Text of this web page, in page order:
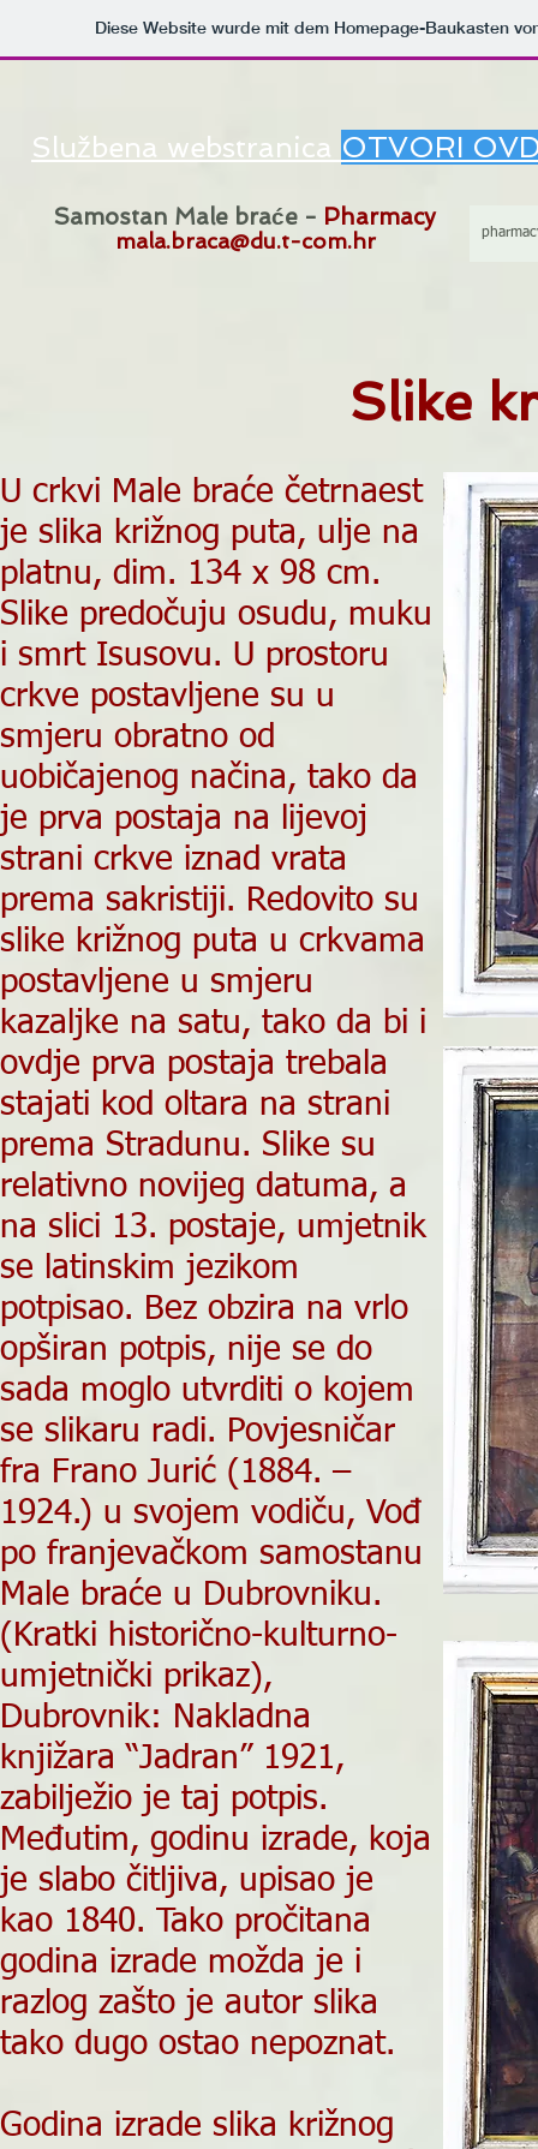
Diese Website wurde mit dem Homepage-Baukasten
Službena webstranica OTVORI
Samostan Male braće - Pharmacy
mala.braca@du.t-com.hr
Slike
U crkvi Male braće četrnaest
je slika križnog puta, ulje na
platnu, dim. 134 x 98 cm.
Slike predočuju osudu, muku
i smrt Isusovu. U prostoru
crkve postavljene su u
smjeru obratno od
uobičajenog načina, tako da
je prva postaja na lijevoj
strani crkve iznad vrata
prema sakristiji. Redovito su
slike križnog puta u crkvama
postavljene u smjeru
kazaljke na satu, tako da bi i
ovdje prva postaja trebala
stajati kod oltara na strani
prema Stradunu. Slike su
relativno novijeg datuma, a
na slici 13. postaje, umjetnik
se latinskim jezikom
potpisao. Bez obzira na vrlo
opširan potpis, nije se do
sada moglo utvrditi o kojem
se slikaru radi. Povjesničar
fra Frano Jurić (1884. –
1924.) u svojem vodiču, Vođ
po franjevačkom samostanu
Male braće u Dubrovniku.
(Kratki historično-kulturno-
umjetnički prikaz),
Dubrovnik: Nakladna
knjižara “Jadran” 1921,
zabilježio je taj potpis.
Međutim, godinu izrade, koja
je slabo čitljiva, upisao je
kao 1840. Tako pročitana
godina izrade možda je i
razlog zašto je autor slika
tako dugo ostao nepoznat.
Godina izrade slika križnog